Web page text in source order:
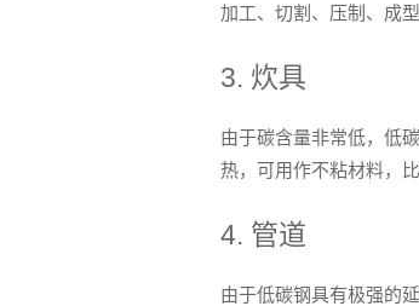
加工、切割、压制、成
3. 炊具
由于碳含量非常低，低
热，可用作不粘材料，
4. 管道
由于低碳钢具有极强的